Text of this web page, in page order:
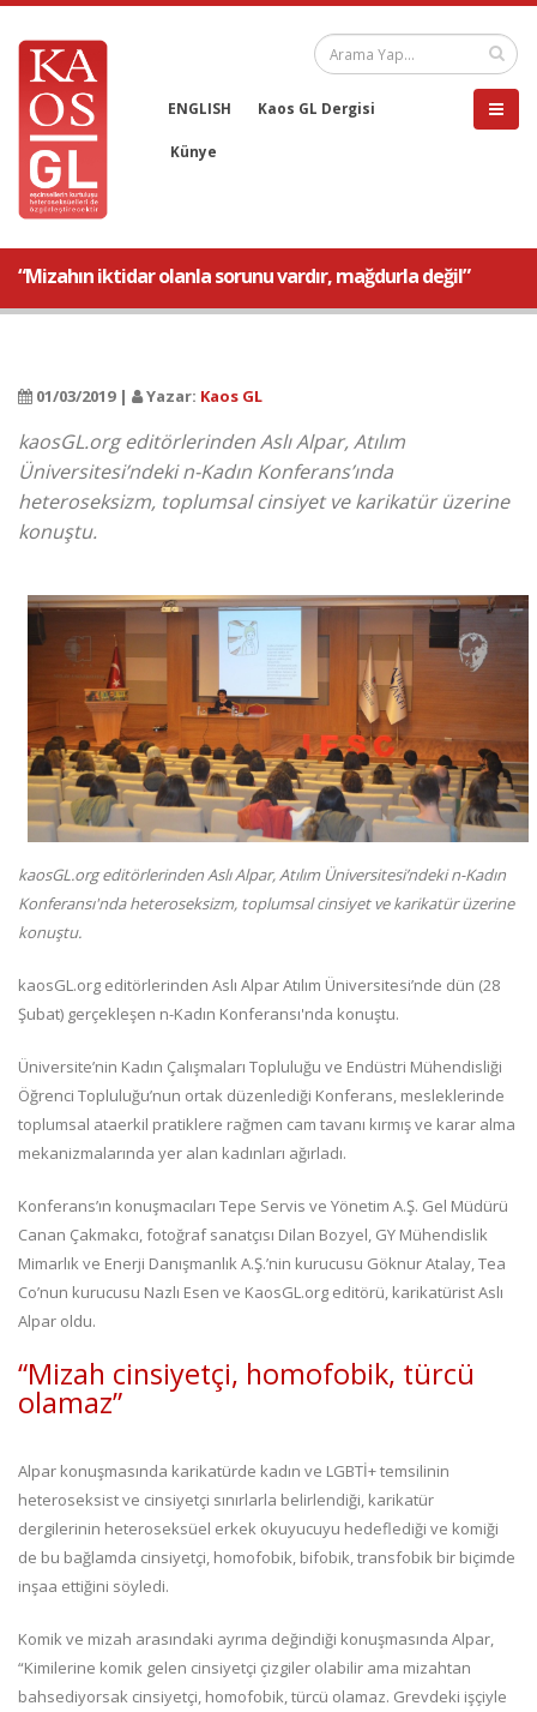
ENGLISH Kaos GL Dergisi
Künye
“Mizahın iktidar olanla sorunu vardır, mağdurla değil”
01/03/2019 | Yazar: Kaos GL
kaosGL.org editörlerinden Aslı Alpar, Atılım
Üniversitesi’ndeki n-Kadın Konferans’ında
heteroseksizm, toplumsal cinsiyet ve karikatür üzerine
konuştu.
kaosGL.org editörlerinden Aslı Alpar, Atılım Üniversitesi’ndeki n-Kadın
Konferansı'nda heteroseksizm, toplumsal cinsiyet ve karikatür üzerine
konuştu.
kaosGL.org editörlerinden Aslı Alpar Atılım Üniversitesi’nde dün (28
Şubat) gerçekleşen n-Kadın Konferansı'nda konuştu.
Üniversite’nin Kadın Çalışmaları Topluluğu ve Endüstri Mühendisliği
Öğrenci Topluluğu’nun ortak düzenlediği Konferans, mesleklerinde
toplumsal ataerkil pratiklere rağmen cam tavanı kırmış ve karar alma
mekanizmalarında yer alan kadınları ağırladı.
Konferans’ın konuşmacıları Tepe Servis ve Yönetim A.Ş. Gel Müdürü
Canan Çakmakcı, fotoğraf sanatçısı Dilan Bozyel, GY Mühendislik
Mimarlık ve Enerji Danışmanlık A.Ş.’nin kurucusu Göknur Atalay, Tea
Co’nun kurucusu Nazlı Esen ve KaosGL.org editörü, karikatürist Aslı
Alpar oldu.
“Mizah cinsiyetçi, homofobik, türcü
olamaz”
Alpar konuşmasında karikatürde kadın ve LGBTİ+ temsilinin
heteroseksist ve cinsiyetçi sınırlarla belirlendiği, karikatür
dergilerinin heteroseksüel erkek okuyucuyu hedeflediği ve komiği
de bu bağlamda cinsiyetçi, homofobik, bifobik, transfobik bir biçimde
inşaa ettiğini söyledi.
Komik ve mizah arasındaki ayrıma değindiği konuşmasında Alpar,
“Kimilerine komik gelen cinsiyetçi çizgiler olabilir ama mizahtan
bahsediyorsak cinsiyetçi, homofobik, türcü olamaz. Grevdeki işçiyle